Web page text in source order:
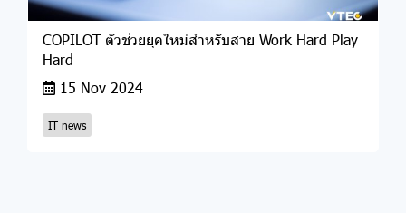
COPILOT ตัวช่วยยุคใหม่สำหรับสาย Work Hard Play
Hard
15 Nov 2024
IT news